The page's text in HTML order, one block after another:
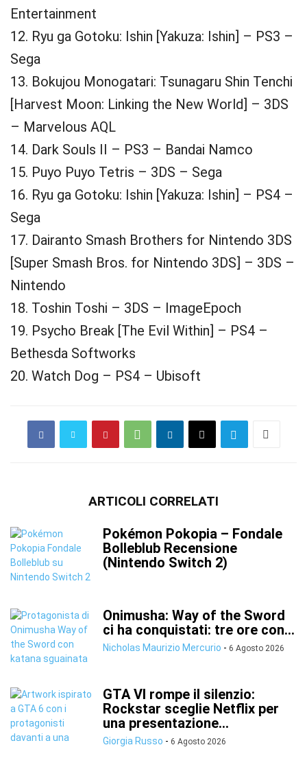
Entertainment
12. Ryu ga Gotoku: Ishin [Yakuza: Ishin] – PS3 –
Sega
13. Bokujou Monogatari: Tsunagaru Shin Tenchi
[Harvest Moon: Linking the New World] – 3DS
– Marvelous AQL
14. Dark Souls II – PS3 – Bandai Namco
15. Puyo Puyo Tetris – 3DS – Sega
16. Ryu ga Gotoku: Ishin [Yakuza: Ishin] – PS4 –
Sega
17. Dairanto Smash Brothers for Nintendo 3DS
[Super Smash Bros. for Nintendo 3DS] – 3DS –
Nintendo
18. Toshin Toshi – 3DS – ImageEpoch
19. Psycho Break [The Evil Within] – PS4 –
Bethesda Softworks
20. Watch Dog – PS4 – Ubisoft
ARTICOLI CORRELATI
Pokémon Pokopia – Fondale
Bolleblub Recensione
(Nintendo Switch 2)
Onimusha: Way of the Sword
ci ha conquistati: tre ore con...
Nicholas Maurizio Mercurio - 6 Agosto 2026
GTA VI rompe il silenzio:
Rockstar sceglie Netflix per
una presentazione...
Giorgia Russo - 6 Agosto 2026